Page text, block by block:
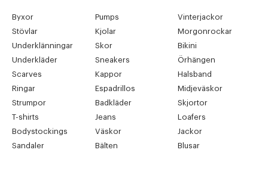
Byxor Pumps
Vinterjackor
Stövlar
Kjolar
Morgonrockar
Underklänningar
Skor
Bikini
Underkläder
Sneakers
Örhängen
Scarves
Kappor
Halsband
Ringar
Espadrillos
Midjeväskor
Strumpor
Badkläder
Skjortor
T-shirts
Jeans
Loafers
Bodystockings
Väskor
Jackor
Sandaler
Bälten Blusar